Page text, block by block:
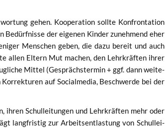
gehen. Koope­ra­ti­on soll­te Kon­fron­ta­ti­on
der eige­nen Kin­der zuneh­mend eher
Men­schen geben, die dazu bereit und auch
allen Eltern Mut machen, den Lehr­kräf­ten ihrer
Mit­tel (Gesprächs­ter­min + ggf. dann wei­te­
auf Social­me­dia, Beschwer­de bei der
ihren Schul­lei­tun­gen und Lehr­kräf­ten mehr oder
lang­fris­tig zur Arbeits­ent­las­tung von Schul­lei­